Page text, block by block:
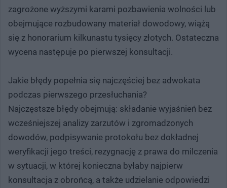
zagrożone wyższymi karami pozbawienia wolności lub
obejmujące rozbudowany materiał dowodowy, wiążą
się z honorarium kilkunastu tysięcy złotych. Ostateczna
wycena następuje po pierwszej konsultacji.
Jakie błędy popełnia się najczęściej bez adwokata
podczas pierwszego przesłuchania?
Najczęstsze błędy obejmują: składanie wyjaśnień bez
wcześniejszej analizy zarzutów i zgromadzonych
dowodów, podpisywanie protokołu bez dokładnej
weryfikacji jego treści, rezygnację z prawa do milczenia
w sytuacji, w której konieczna byłaby najpierw
konsultacja z obrońcą, a także udzielanie odpowiedzi